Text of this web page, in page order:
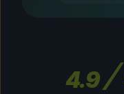
4.9